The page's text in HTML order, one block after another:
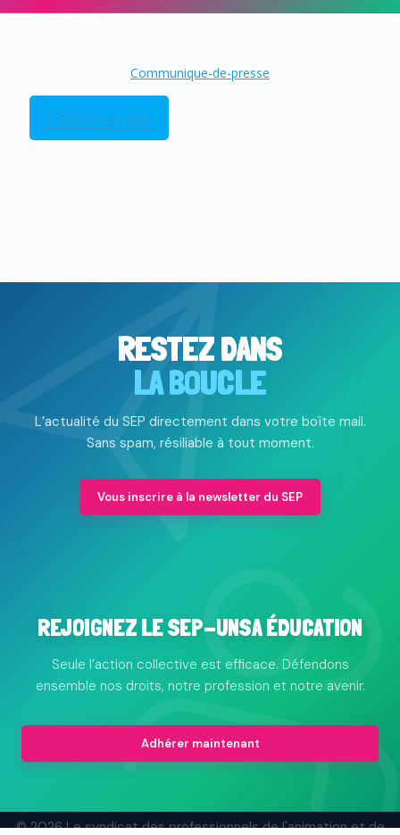
Communique-de-presse
Télécharger
RESTEZ DANS
LA BOUCLE
L’actualité du SEP directement dans votre boîte mail.
Sans spam, résiliable à tout moment.
Vous inscrire à la newsletter du SEP
REJOIGNEZ LE SEP-UNSA ÉDUCATION
Seule l’action collective est efficace. Défendons
ensemble nos droits, notre profession et notre avenir.
Adhérer maintenant
© 2026 Le syndicat des professionnels de l'animation et de